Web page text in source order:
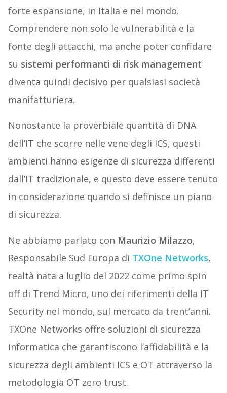
forte espansione, in Italia e nel mondo.
Comprendere non solo le vulnerabilità e la
fonte degli attacchi, ma anche poter confidare
su sistemi performanti di risk management
diventa quindi decisivo per qualsiasi società
manifatturiera.
Nonostante la proverbiale quantità di DNA
dell’IT che scorre nelle vene degli ICS, questi
ambienti hanno esigenze di sicurezza differenti
dall’IT tradizionale, e questo deve essere tenuto
in considerazione quando si definisce un piano
di sicurezza.
Ne abbiamo parlato con Maurizio Milazzo,
Responsabile Sud Europa di TXOne Networks,
realtà nata a luglio del 2022 come primo spin
off di Trend Micro, uno dei riferimenti della IT
Security nel mondo, sul mercato da trent’anni.
TXOne Networks offre soluzioni di sicurezza
informatica che garantiscono l’affidabilità e la
sicurezza degli ambienti ICS e OT attraverso la
metodologia OT zero trust.